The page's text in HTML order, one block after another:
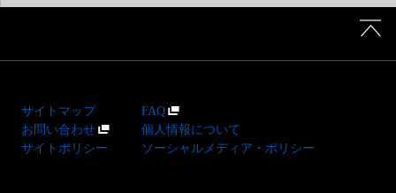
サイトマップ
FAQ
お問い合わせ
個人情報について
サイトポリシー
ソーシャルメディア・ポリシー